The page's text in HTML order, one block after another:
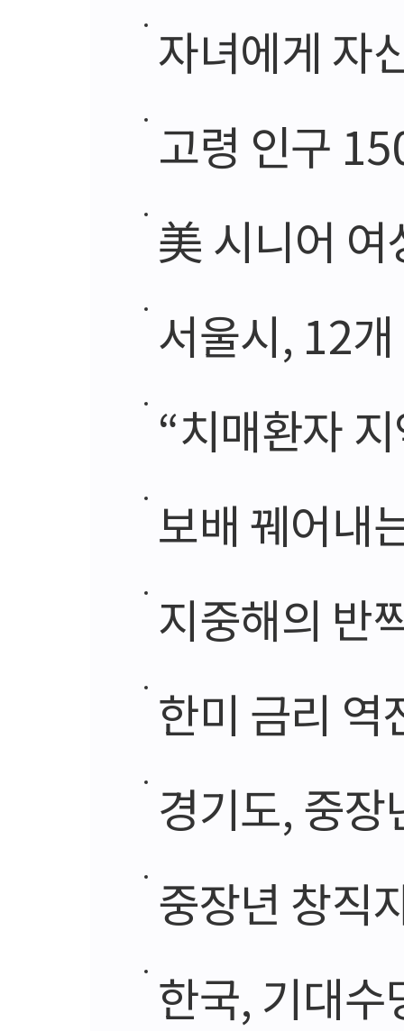
자녀에게 자
고령 인구
美 시니어 여
서울시, 12개
“치매환자 지역
보배 꿰어내는
지중해의 반
한미 금리 역
경기도, 중장
중장년 창직
한국, 기대